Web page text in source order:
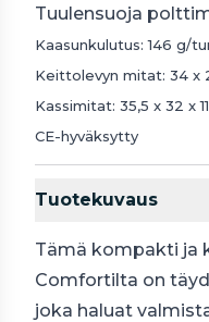
Tuulensuoja
Kaasunkulutus: 146 g/
Keittolevyn mitat: 34 x
Kassimitat: 35,5 x 32 x
CE-hyväksytty
Tuotekuvaus
Tämä kompakti ja
Comfortilta on
joka haluat